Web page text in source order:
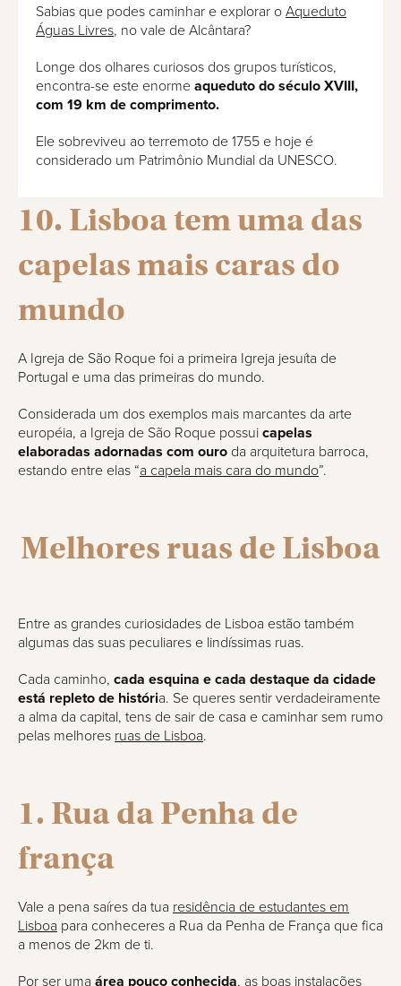
Sabias que podes caminhar e explorar o Aqueduto
Águas Livres, no vale de Alcântara?
Longe dos olhares curiosos dos grupos turísticos,
encontra-se este enorme aqueduto do século XVIII,
com 19 km de comprimento.
Ele sobreviveu ao terremoto de 1755 e hoje é
considerado um Patrimônio Mundial da UNESCO.
10. Lisboa tem uma das
capelas mais caras do
mundo
A Igreja de São Roque foi a primeira Igreja jesuíta de
Portugal e uma das primeiras do mundo.
Considerada um dos exemplos mais marcantes da arte
européia, a Igreja de São Roque possui capelas
elaboradas adornadas com ouro da arquitetura barroca,
estando entre elas “a capela mais cara do mundo”.
Melhores ruas de Lisboa
Entre as grandes curiosidades de Lisboa estão também
algumas das suas peculiares e lindíssimas ruas.
Cada caminho, cada esquina e cada destaque da cidade
está repleto de história. Se queres sentir verdadeiramente
a alma da capital, tens de sair de casa e caminhar sem rumo
pelas melhores ruas de Lisboa.
1. Rua da Penha de
frança
Vale a pena saíres da tua residência de estudantes em
Lisboa para conheceres a Rua da Penha de França que fica
a menos de 2km de ti.
Por ser uma área pouco conhecida, as boas instalações